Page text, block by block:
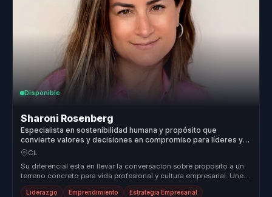
Disponible
Sharoni Rosenberg
Especialista en sostenibilidad humana y propósito que
convierte valores y decisiones en compromiso para líderes y
organizaciones.
CL
Su diferencial esta en llevar la conversacion sobre proposito a un
terreno concreto para vida profesional y cultura empresarial. Une
pens...
Liderazgo Emprendimiento Estrategia Empresarial